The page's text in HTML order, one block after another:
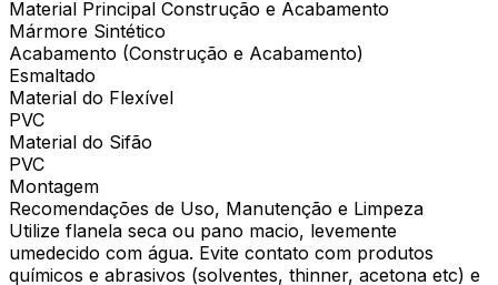
Material Principal Construção e Acabamento
Mármore Sintético
Acabamento (Construção e Acabamento)
Esmaltado
Material do Flexível
PVC
Material do Sifão
PVC
Montagem
Recomendações de Uso, Manutenção e Limpeza
Utilize flanela seca ou pano macio, levemente
umedecido com água. Evite contato com produtos
químicos e abrasivos (solventes, thinner, acetona etc) e